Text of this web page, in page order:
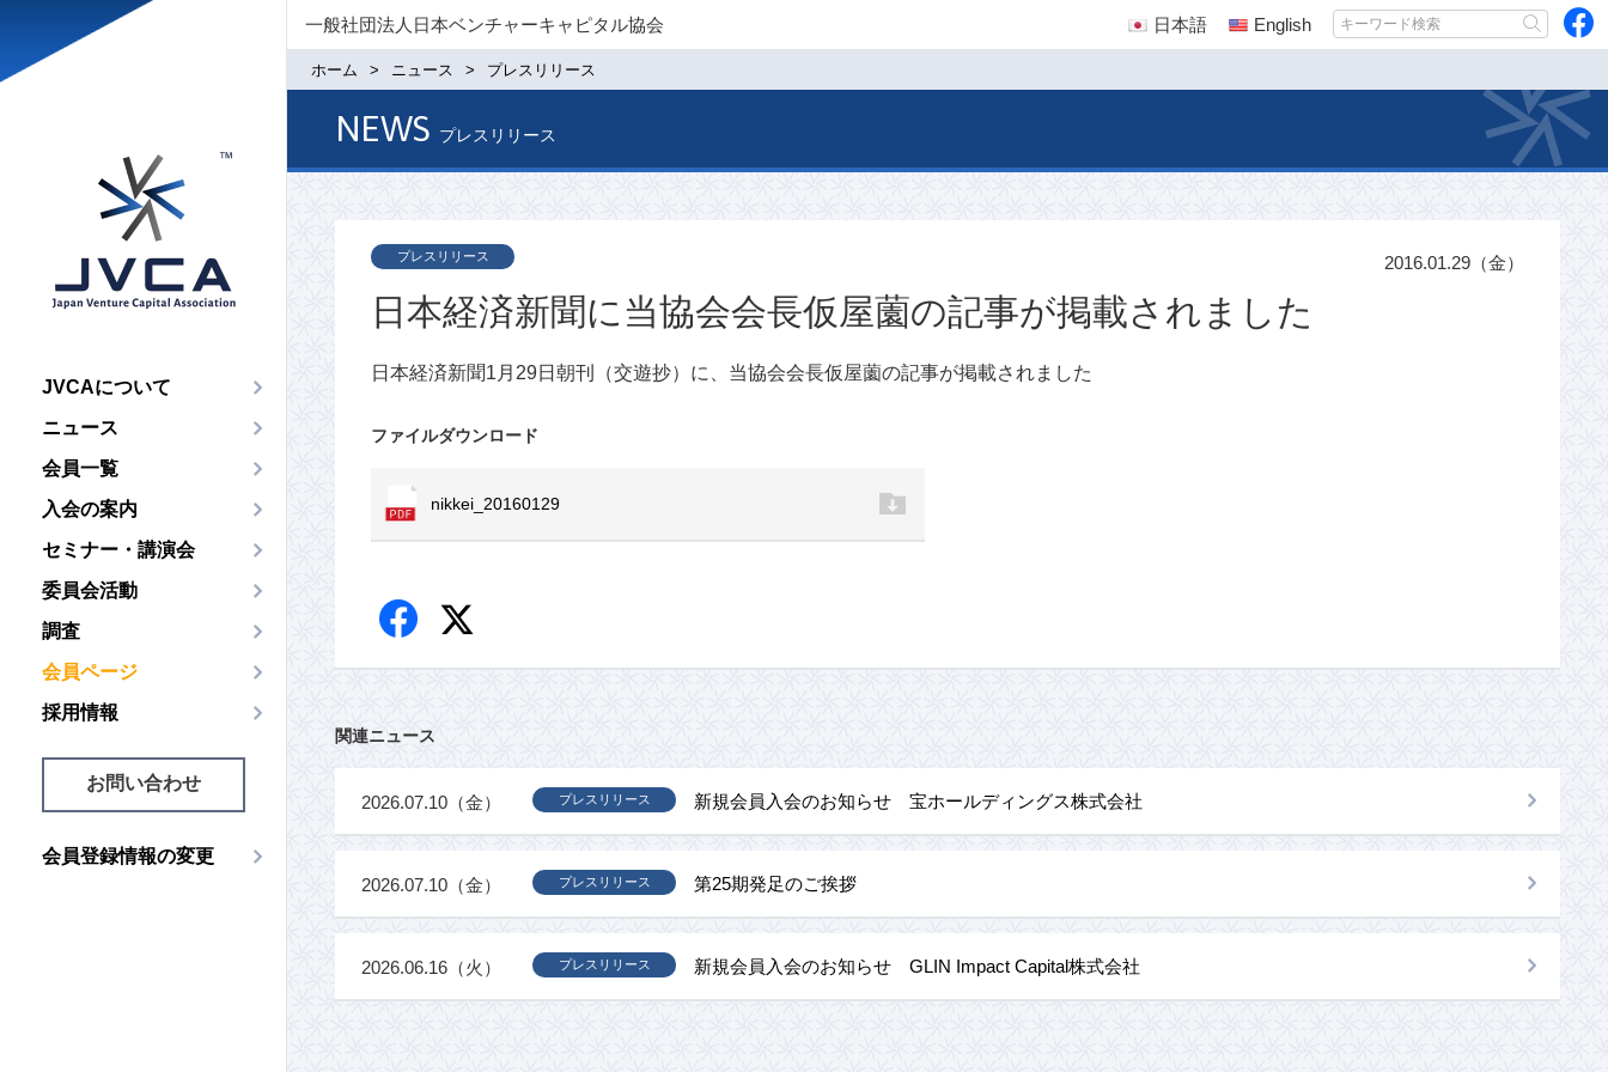
JVCAについて
ニュース
会員一覧
入会の案内
セミナー・講演会
委員会活動
調査
会員ページ
採用情報
お問い合わせ
会員登録情報の変更
一般社団法人日本ベンチャーキャピタル協会 日本語 English
ホーム ニュース プレスリリース
NEWS プレスリリース
日本経済新聞に当協会会長仮屋薗の記事が掲載されました
プレスリリース 2016.01.29（金）
日本経済新聞1月29日朝刊（交遊抄）に、当協会会長仮屋薗の記事が掲載されました
ファイルダウンロード
nikkei_20160129
関連ニュース
新規会員入会のお知らせ 宝ホールディングス株式会社
プレスリリース
2026.07.10（金）
第25期発足のご挨拶
プレスリリース
2026.07.10（金）
新規会員入会のお知らせ GLIN Impact Capital株式会社
プレスリリース
2026.06.16（火）